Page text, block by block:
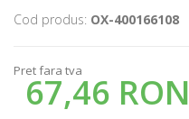
Cod produs: OX-400166108
Pret fara tva
67,46 RON